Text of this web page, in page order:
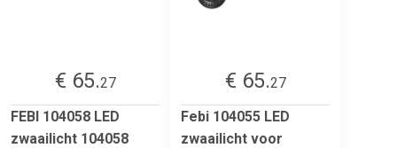
€ 65.27
FEBI 104058 LED
zwaailicht 104058
€ 65.27
Febi 104055 LED
zwaailicht voor